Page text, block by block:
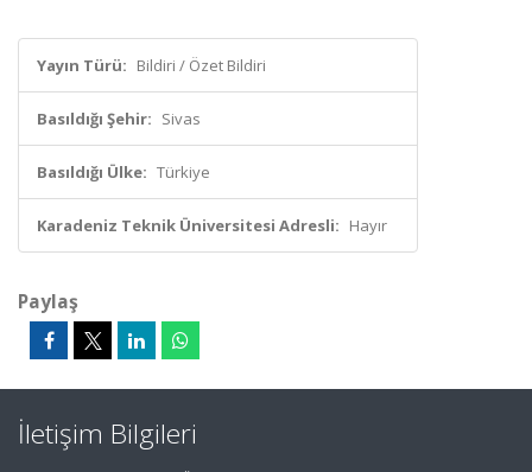
Yayın Türü: Bildiri / Özet Bildiri
Basıldığı Şehir: Sivas
Basıldığı Ülke: Türkiye
Karadeniz Teknik Üniversitesi Adresli: Hayır
Paylaş
İletişim Bilgileri